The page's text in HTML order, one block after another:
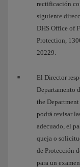
rectificación
siguiente
DHS Office of
Protection,
20229.
El Director
Departamento
the
podrá revisar
adecuado, el
queja o
de Protección
para un